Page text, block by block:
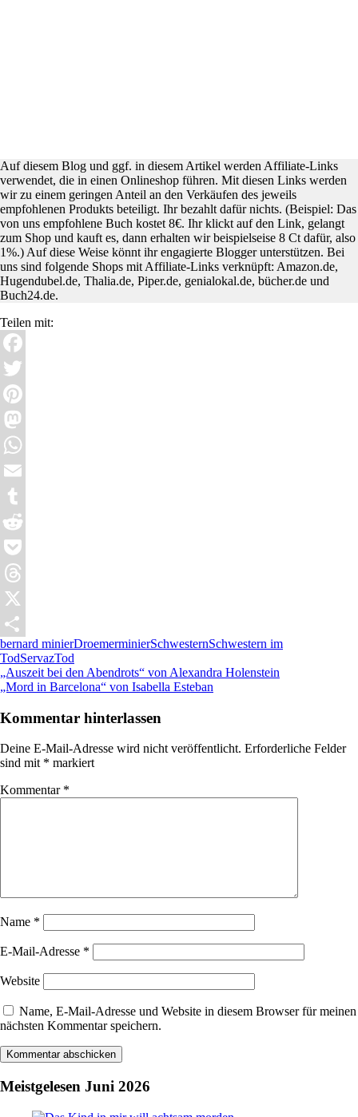
Auf diesem Blog und ggf. in diesem Artikel werden Affiliate-Links
verwendet, die in einen Onlineshop führen. Mit diesen Links werden
wir zu einem geringen Anteil an den Verkäufen des jeweils
empfohlenen Produkts beteiligt. Ihr bezahlt dafür nichts. (Beispiel: Das
von uns empfohlene Buch kostet 8€. Ihr klickt auf den Link, gelangt
zum Shop und kauft es, dann erhalten wir beispielseise 8 Ct dafür, also
1%.) Auf diese Weise könnt ihr engagierte Blogger unterstützen. Bei
uns sind folgende Shops mit Affiliate-Links verknüpft: Amazon.de,
Hugendubel.de, Thalia.de, Piper.de, genialokal.de, bücher.de und
Buch24.de.
Teilen mit:
Facebook
Twitter
Pinterest
Mastodon
WhatsApp
Email
Tumblr
Reddit
Pocket
Threads
X
Teilen
bernard minierDroemerminierSchwesternSchwestern im
TodServazTod
Beitragsnavigation
Vorheriger
Beitrag:
„Auszeit bei den Abendrots“ von Alexandra Holenstein
Nächster
„Mord in Barcelona“ von Isabella Esteban
Kommentar hinterlassen
Deine E-Mail-Adresse wird nicht veröffentlicht. Erforderliche Felder
sind mit * markiert
Kommentar *
Name *
E-Mail-Adresse *
Website
Name, E-Mail-Adresse und Website in diesem Browser für meinen
nächsten Kommentar speichern.
Meistgelesen Juni 2026